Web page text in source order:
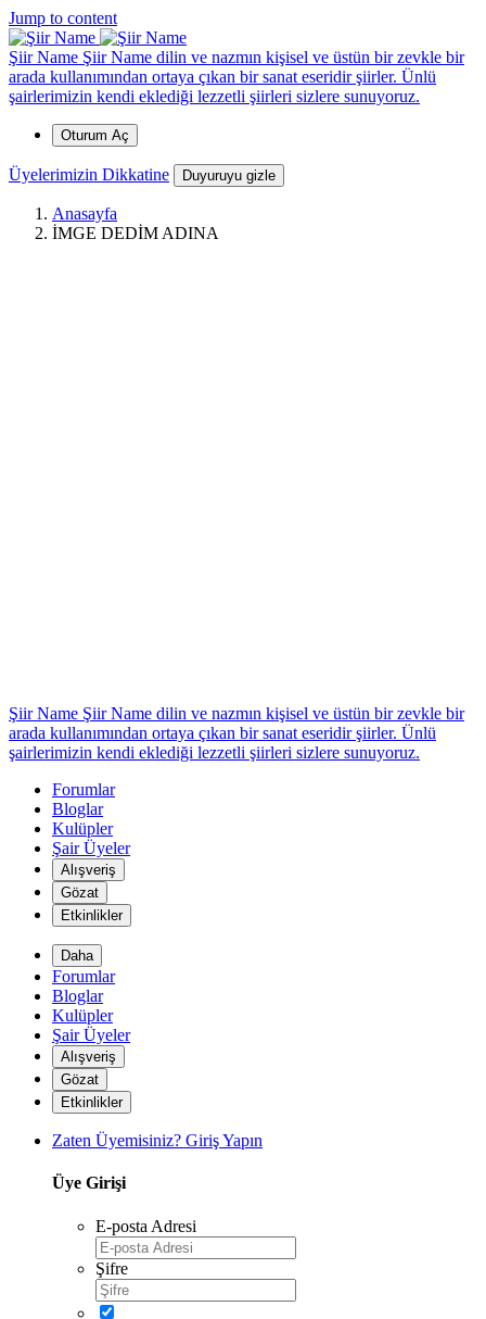
Jump to content
Şiir Name Şiir Name dilin ve nazmın kişisel ve üstün bir zevkle bir
arada kullanımından ortaya çıkan bir sanat eseridir şiirler. Ünlü
şairlerimizin kendi eklediği lezzetli şiirleri sizlere sunuyoruz.
Oturum Aç
Üyelerimizin Dikkatine Duyuruyu gizle
Anasayfa
İMGE DEDİM ADINA
Şiir Name Şiir Name dilin ve nazmın kişisel ve üstün bir zevkle bir
arada kullanımından ortaya çıkan bir sanat eseridir şiirler. Ünlü
şairlerimizin kendi eklediği lezzetli şiirleri sizlere sunuyoruz.
Forumlar
Bloglar
Kulüpler
Şair Üyeler
Alışveriş
Gözat
Etkinlikler
Daha
Forumlar
Bloglar
Kulüpler
Şair Üyeler
Alışveriş
Gözat
Etkinlikler
Zaten Üyemisiniz? Giriş Yapın
Üye Girişi
E-posta Adresi
Şifre *